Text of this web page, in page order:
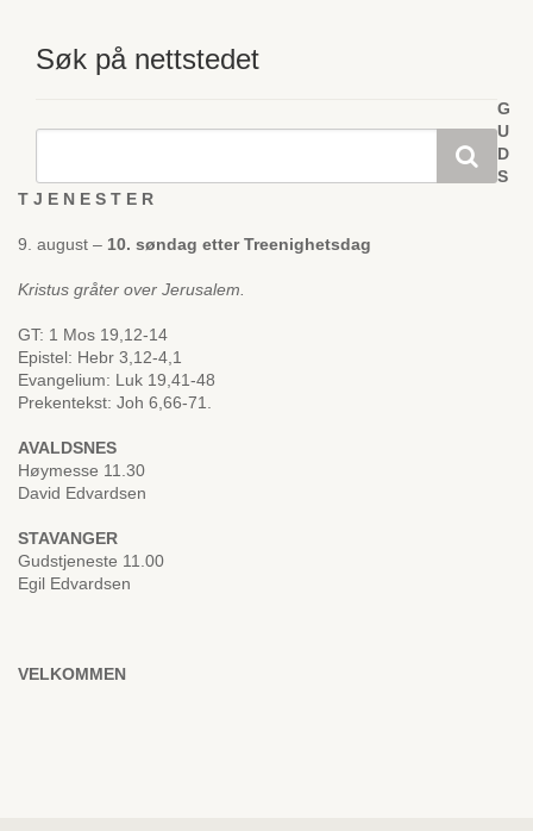
Søk på nettstedet
G
U
D
S
T J E N E S T E R
9. august – 10. søndag etter Treenighetsdag
Kristus gråter over Jerusalem.
GT: 1 Mos 19,12-14
Epistel: Hebr 3,12-4,1
Evangelium: Luk 19,41-48
Prekentekst: Joh 6,66-71.
AVALDSNES
Høymesse 11.30
David Edvardsen
STAVANGER
Gudstjeneste 11.00
Egil Edvardsen
VELKOMMEN